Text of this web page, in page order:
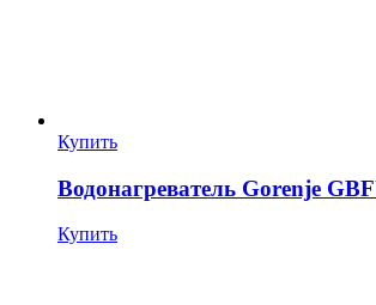
Купить
Водонагреватель Gorenje
Купить